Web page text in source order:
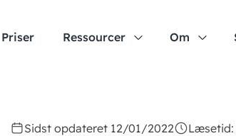
Priser Ressourcer Om
Sidst opdateret 12/01/2022 Læsetid: